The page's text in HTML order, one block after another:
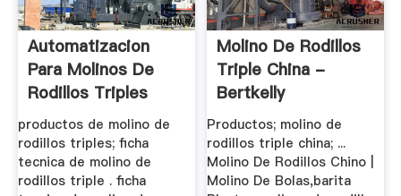
Automatizacion
Para Molinos De
Rodillos Triples
productos de molino de
rodillos triples; ficha
tecnica de molino de
rodillos triple . ficha
Molino De Rodillos
Triple China -
Bertkelly
Productos; molino de
rodillos triple china; ...
Molino De Rodillos Chino |
Molino De Bolas,barita